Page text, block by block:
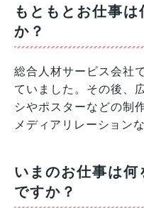
もともとお仕事
か？
総合人材サービス会社
ていました。その後、
シやポスターなどの制
メディアリレーション
いまのお仕事は
ですか？